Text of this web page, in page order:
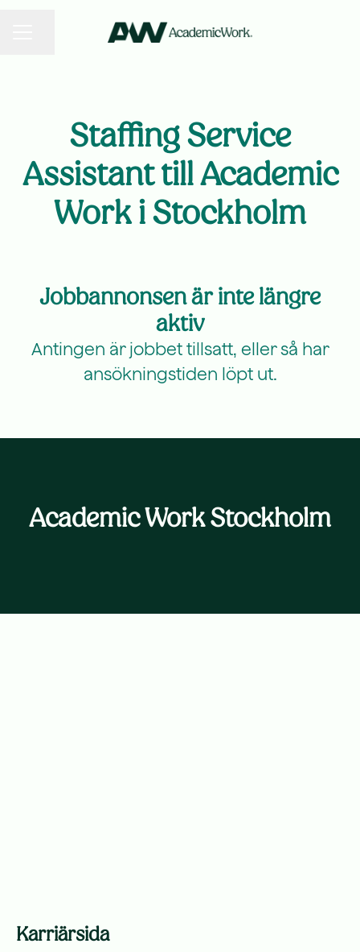
Staffing Service
Assistant till Academic
Work i Stockholm
Jobbannonsen är inte längre
aktiv
Antingen är jobbet tillsatt, eller så har
ansökningstiden löpt ut.
Academic Work Stockholm
Karriärsida